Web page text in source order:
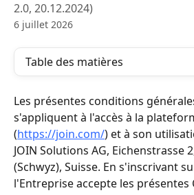
2.0, 20.12.2024)
6 juillet 2026
Table des matières
Les présentes conditions
s'appliquent à l'accès à la
(https://join.com/) et à son
JOIN Solutions AG, Eichenstrasse
(Schwyz), Suisse. En s'inscrivant
l'Entreprise accepte les présentes